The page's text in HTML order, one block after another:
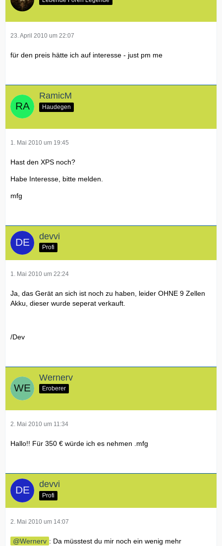
23. April 2010 um 22:07
für den preis hätte ich auf interesse - just pm me
RamicM
Haudegen
1. Mai 2010 um 19:45
Hast den XPS noch?
Habe Interesse, bitte melden.
mfg
devvi
Profi
1. Mai 2010 um 22:24
Ja, das Gerät an sich ist noch zu haben, leider OHNE 9 Zellen
Akku, dieser wurde seperat verkauft.
/Dev
Wernerv
Eroberer
2. Mai 2010 um 11:34
Hallo!! Für 350 € würde ich es nehmen .mfg
devvi
Profi
2. Mai 2010 um 14:07
Wernerv : Da müsstest du mir noch ein wenig mehr